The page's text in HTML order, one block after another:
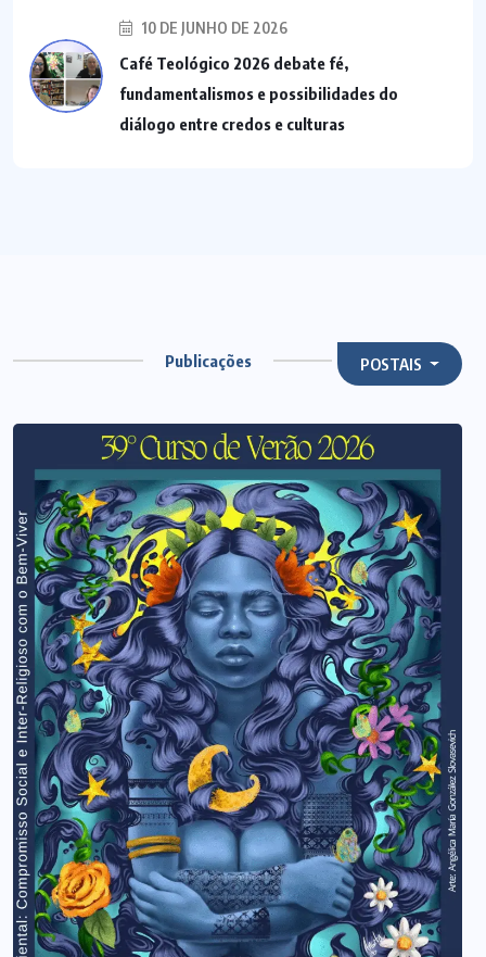
10 DE JUNHO DE 2026
Café Teológico 2026 debate fé,
fundamentalismos e possibilidades do
diálogo entre credos e culturas
Publicações POSTAIS